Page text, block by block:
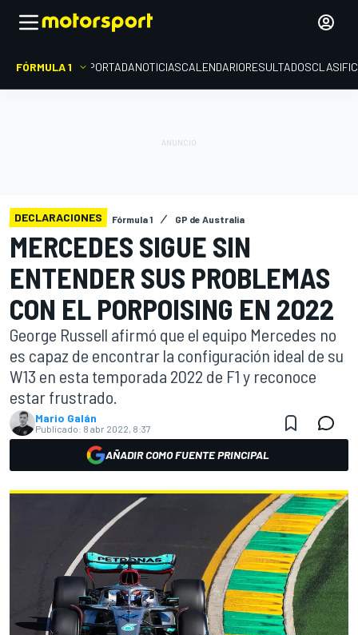
FÓRMULA 1 PORTADANOTICIASCALENDARIORESULTADOS
DECLARACIONES Fórmula 1 GP de Australia
MERCEDES SIGUE SIN
ENTENDER SUS PROBLEMAS
CON EL PORPOISING EN 2022
George Russell afirmó que el equipo Mercedes no
es capaz de encontrar la configuración ideal de su
W13 en esta temporada 2022 de F1 y reconoce
estar frustrado.
Mario Galán
Publicado: 8 abr 2022, 8:37
AÑADIR COMO FUENTE PRINCIPAL